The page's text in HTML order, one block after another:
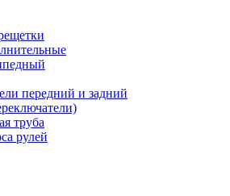
передний и задний
труба
рулей